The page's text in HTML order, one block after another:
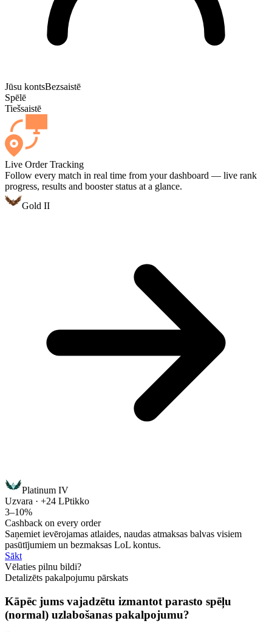
Jūsu kontsBezsaistē
Spēlē
Tiešsaistē
Live Order Tracking
Follow every match in real time from your dashboard — live rank
progress, results and booster status at a glance.
Gold II
Platinum IV
Uzvara · +24 LPtikko
3–10%
Cashback on every order
Saņemiet ievērojamas atlaides, naudas atmaksas balvas visiem
pasūtījumiem un bezmaksas LoL kontus.
Sākt
Vēlaties pilnu bildi?
Detalizēts pakalpojumu pārskats
Kāpēc jums vajadzētu izmantot parasto spēļu
(normal) uzlabošanas pakalpojumu?